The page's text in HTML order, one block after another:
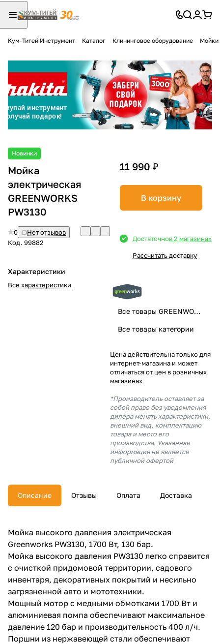
Кум-Тигей Инструмент Каталог Клининговое оборудование Мойки
Новинки
Мойка
электрическая
GREENWORKS
PW3130
0
Нет отзывов
Код. 99882
Характеристики
Все характеристики
11 990 ₽
В корзину
Достаточнов 2 магазинах
Рассчитать доставку
Все товары GREENWORKS
Все товары категории
Цена действительна только для
интернет-магазина и может
отличаться от цен в розничных
магазинах
*Производитель оставляет за
собой право без уведомления
дилера менять характеристики,
внешний вид, комплектацию
товара и место его
производства. Указанная
информация не является
публичной офертой
Описание Отзывы Оплата Доставка
Мойка высокого давления электрическая
Greenworks PW3130, 1700 Вт, 130 бар.
Мойка высокого давления PW3130 легко справится
с очисткой придомовой территории, садового
инвентаря, декоративных покрытий и несильно
загрязненной авто и мототехники.
Мощный мотор с медными обмотками 1700 Вт и
алюминиевая помпа обеспечивают максимальное
давление 120 бар и производительность 400 л/ч.
Поршни из нержавеющей стали обеспечивают
Разбейте
оплатуна части
без переплат
График платежей
Сегодня
Добавляйте товары
% картой любого банка
% будут
с вашей карты
недели